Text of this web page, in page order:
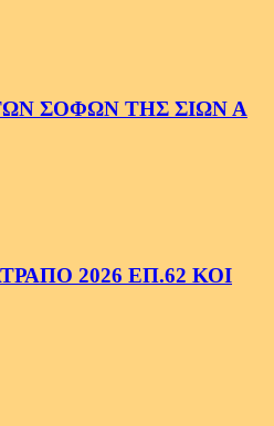
ΣΟΦΩΝ ΤΗΣ ΣΙΩΝ Α
2026 ΕΠ.62 ΚΟΙ